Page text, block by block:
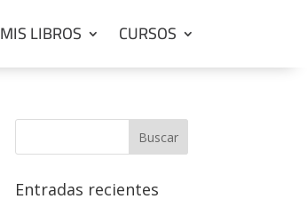
MIS LIBROS CURSOS
Entradas recientes